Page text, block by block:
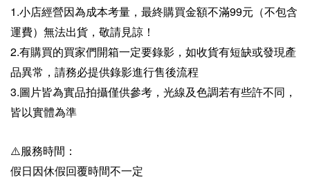
1.小店經營因為成本考量，最終購買金額不滿99元（不包含
運費）無法出貨，敬請見諒！
2.有購買的買家們開箱一定要錄影，如收貨有短缺或發現產
品異常，請務必提供錄影進行售後流程
3.圖片皆為實品拍攝僅供參考，光線及色調若有些許不同，
皆以實體為準
⚠️服務時間：
假日因休假回覆時間不一定